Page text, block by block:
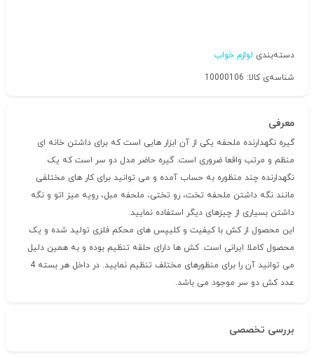
دسته‌بندی لوازم خواب
شناسه‌ی کالا: 10000106
معرفی
گیره نگهدارنده ملحفه یکی از آن ابزار هایی است که برای داشتن خانه ای
منظم و مرتب واقعا ضروری است. گیره حاضر مدل دو سر است که یک
نگهدارنده چند منظوره به حساب آمده و می توانید برای کار های مختلفی
مانند نگه داشتن ملحفه تخت، رو تختی، ملحفه مبل، رویه میز اتو و نگه
داشتن بسیاری از چیزهای دیگر استفاده نمایید.
این محصول از کش با کیفیت و کلیپس های محکم فلزی تولید شده و یک
محصول کاملا ایرانی است. کش ها دارای حلقه تنظیم بوده و به همین دلیل
می توانید آن را برای منظورهای مختلف تنظیم نمایید. در داخل هر بسته 4
عدد کش دو سر موجود می باشد.
بررسی تخصصی